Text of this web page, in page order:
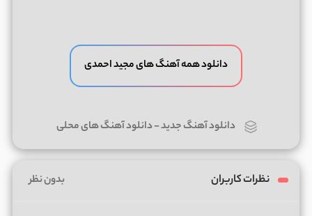
دانلود همه آهنگ های مجید احمدی
دانلود آهنگ جدید-دانلود آهنگ های محلی
نظرات کاربران بدون نظر